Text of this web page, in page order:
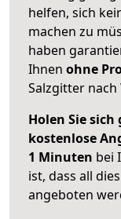
helfen, sich
machen zu
haben
Ihnen ohne
Salzgitter
Holen Sie
kostenlose
1 Minuten bei
ist, dass all
angeboten